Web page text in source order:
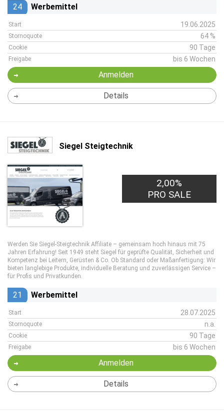
24 Werbemittel
Start 19.06.2025
Stornoquote 64 %
Cookie 90 Tage
Freigabe bis 6 Wochen
Anmelden
Details
Siegel Steigtechnik
2,00%
PRO SALE
Werden Sie Siegel-Steigtechnik Affiliate – gemeinsam hoch hinaus mit 75
Jahren Erfahrung! Seit 1949 steht Siegel für geprüfte Qualität, Sicherheit und
Kompetenz bei Leitern, Gerüsten & Co. Ob Standard oder Maßanfertigung: Wir
bieten langlebige Produkte, individuelle Beratung und zuverlässigen Service –
für Profis und Privatkunden.
21 Werbemittel
Start 28.07.2025
Stornoquote n.a.
Cookie 90 Tage
Freigabe bis 6 Wochen
Anmelden
Details